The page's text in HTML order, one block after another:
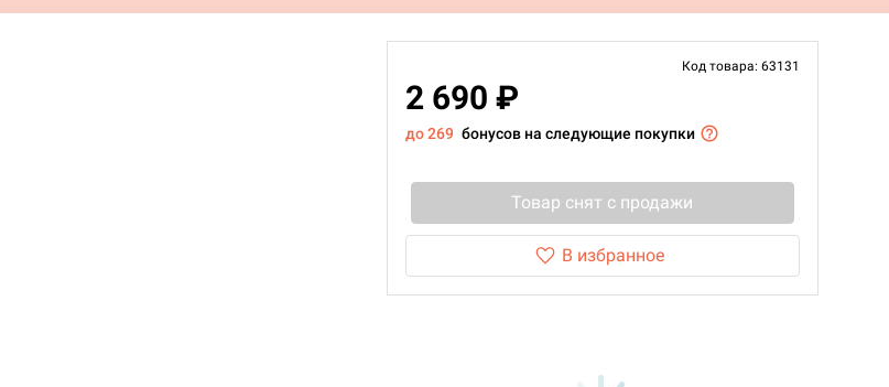
Код товара: 63131
2 690 ₽
до 269 бонусов на следующие покупки
Товар снят с продажи
В избранное